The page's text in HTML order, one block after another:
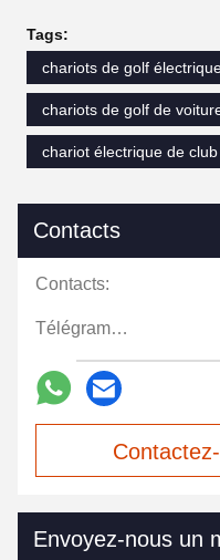
Tags:
chariots de golf
chariots de golf de
chariot électrique de
Contacts
Contacts:
Télégramme:
Envoyez-nous un